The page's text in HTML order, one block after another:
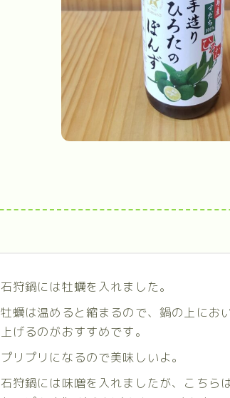
石狩鍋には牡蠣を入れました。
牡蠣は温めると縮まるので、鍋の上にお
上げるのがおすすめです。
プリプリになるので美味しいよ。
石狩鍋には味噌を入れましたが、こちら